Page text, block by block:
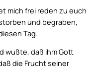
mich frei reden zu euch
und begraben,
Tag.
wußte, daß ihm Gott
die Frucht seiner